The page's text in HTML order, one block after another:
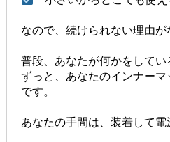
なので、続けられない理由が
普段、あなたが何かをしてい
ずっと、あなたのインナー
です。
あなたの手間は、装着して電